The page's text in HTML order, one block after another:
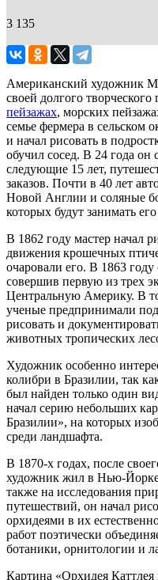
3 135
Американский художник
своей долгого
пейзажах, морских
семье фермера в сельском
и начал рисовать в
обучил сосед. В 24 года он
следующие 15 лет,
заказов. Почти в 40 лет
Новой Англии и соляные
которых будут занимать
В 1862 году мастер начал
движения крошечных
очаровали его. В 1863
совершив первую из трех
Центральную Америку. В
ученые предпринимали
рисовать и
животных тропических
Художник особенно
колибри в Бразилии, так
был найден только один
начал серию небольших
Бразилии», на которых
среди ландшафта.
В 1870-х годах, после
художник жил в Нью-
также на исследования
путешествий, он начал
орхидеями в их
работ поэтически
ботаники, орнитологии и
Картина «Орхидея